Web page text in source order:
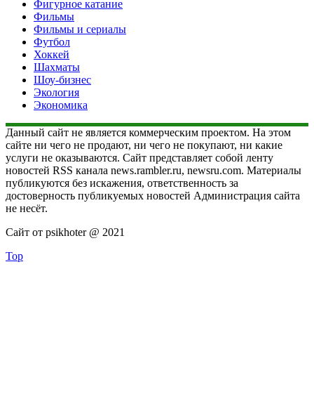
Фигурное катание
Фильмы
Фильмы и сериалы
Футбол
Хоккей
Шахматы
Шоу-бизнес
Экология
Экономика
Данный сайт не является коммерческим проектом. На этом
сайте ни чего не продают, ни чего не покупают, ни какие
услуги не оказываются. Сайт представляет собой ленту
новостей RSS канала news.rambler.ru, newsru.com. Материалы
публикуются без искажения, ответственность за
достоверность публикуемых новостей Администрация сайта
не несёт.
Сайт от psikhoter @ 2021
Top